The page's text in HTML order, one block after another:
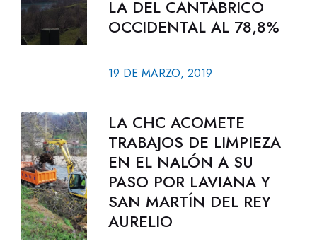
LA DEL CANTÁBRICO
OCCIDENTAL AL 78,8%
19 DE MARZO, 2019
LA CHC ACOMETE
TRABAJOS DE LIMPIEZA
EN EL NALÓN A SU
PASO POR LAVIANA Y
SAN MARTÍN DEL REY
AURELIO